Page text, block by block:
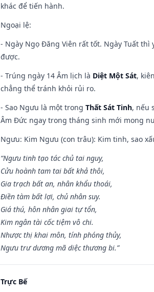
khác để tiến hành.
Ngoại lệ:
- Ngày Ngọ Đăng Viên rất tốt. Ngày Tuất
được.
- Trúng ngày 14 Âm lịch là Diệt Một Sát,
chẳng thể tránh khỏi rủi ro.
- Sao Ngưu là một trong Thất Sát Tinh, nếu
Âm Đức ngay trong tháng sinh mới mong
Ngưu: Kim Ngưu (con trâu): Kim tinh, sao
“Ngưu tinh tạo tác chủ tai nguy,
Cửu hoành tam tai bất khả thôi,
Gia trạch bất an, nhân khẩu thoái,
Điền tàm bất lợi, chủ nhân suy.
Giá thú, hôn nhân giai tự tổn,
Kim ngân tài cốc tiệm vô chi.
Nhược thị khai môn, tính phóng thủy,
Ngưu trư dương mã diệc thương bi.”
Trực Bế